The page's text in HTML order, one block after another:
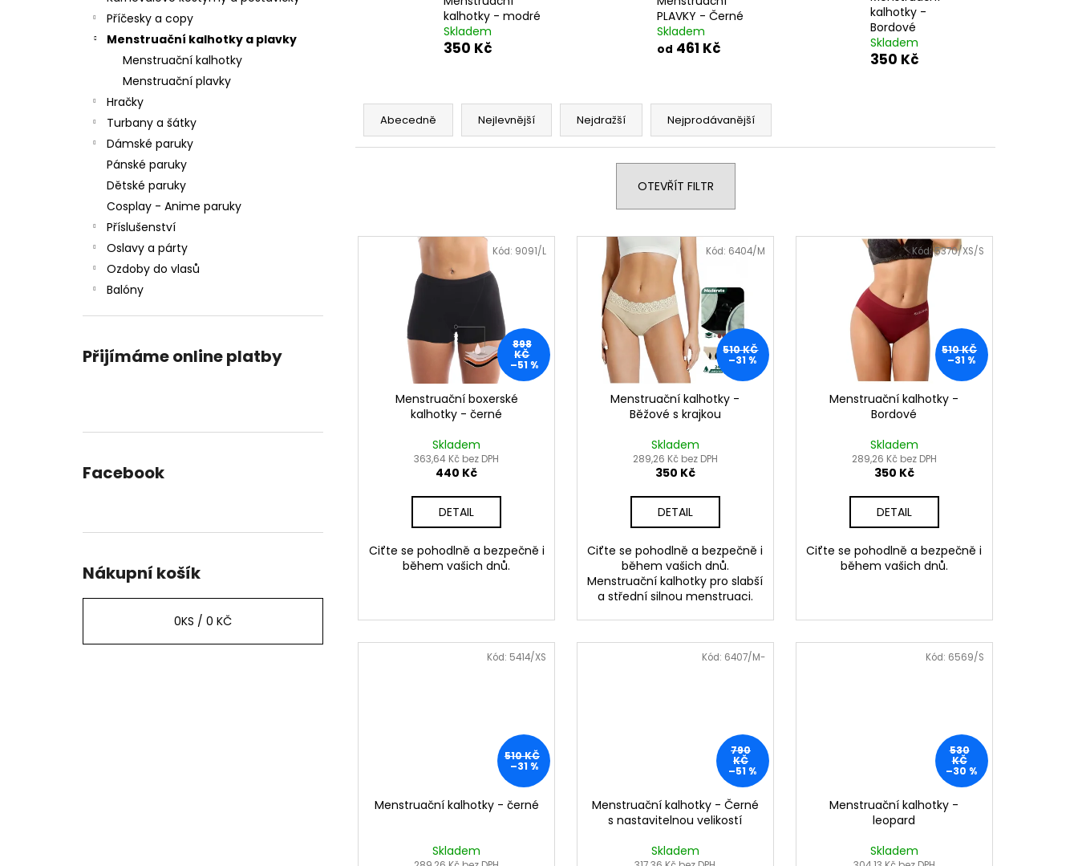
Příčesky a copy
Menstruační kalhotky a plavky
Menstruační kalhotky
Menstruační plavky
Hračky
Turbany a šátky
Dámské paruky
Pánské paruky
Dětské paruky
Cosplay - Anime paruky
Příslušenství
Oslavy a párty
Ozdoby do vlasů
Balóny
Přijímáme online platby
Facebook
Nákupní košík
0KS / 0 KČ
kalhotky - modré
Skladem
350 Kč
PLAVKY - Černé
Skladem
od 461 Kč
kalhotky -
Bordové
Skladem
350 Kč
Ř
z
Abecedně Nejlevnější Nejdražší Nejprodávanější
OTEVŘÍT FILTR
V
898
KČ
–51 %
Menstruační boxerské
kalhotky - černé
Skladem
363,64 Kč bez DPH
440 Kč
DETAIL
Ciťte se pohodlně a bezpečně i
během vašich dnů.
Kód: 9091/L
510 KČ
–31 %
Menstruační kalhotky -
Běžové s krajkou
Skladem
289,26 Kč bez DPH
350 Kč
DETAIL
Ciťte se pohodlně a bezpečně i
během vašich dnů.
Menstruační kalhotky pro slabší
a střední silnou menstruaci.
Kód: 6404/M
510 KČ
–31 %
Menstruační kalhotky -
Bordové
Skladem
289,26 Kč bez DPH
350 Kč
DETAIL
Ciťte se pohodlně a bezpečně i
během vašich dnů.
Kód:5370/XS/S
510 KČ
–31 %
Menstruační kalhotky - černé
Skladem
Kód: 5414/XS
790
KČ
–51 %
Menstruační kalhotky - Černé
s nastavitelnou velikostí
Skladem
Kód: 6407/M-
530
KČ
–30 %
Menstruační kalhotky -
leopard
Skladem
Kód: 6569/S